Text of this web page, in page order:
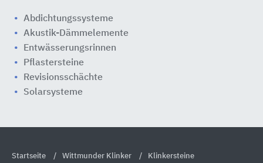
Abdichtungssysteme
Akustik-Dämmelemente
Entwässerungsrinnen
Pflastersteine
Revisionsschächte
Solarsysteme
Startseite Wittmunder Klinker Klinkersteine